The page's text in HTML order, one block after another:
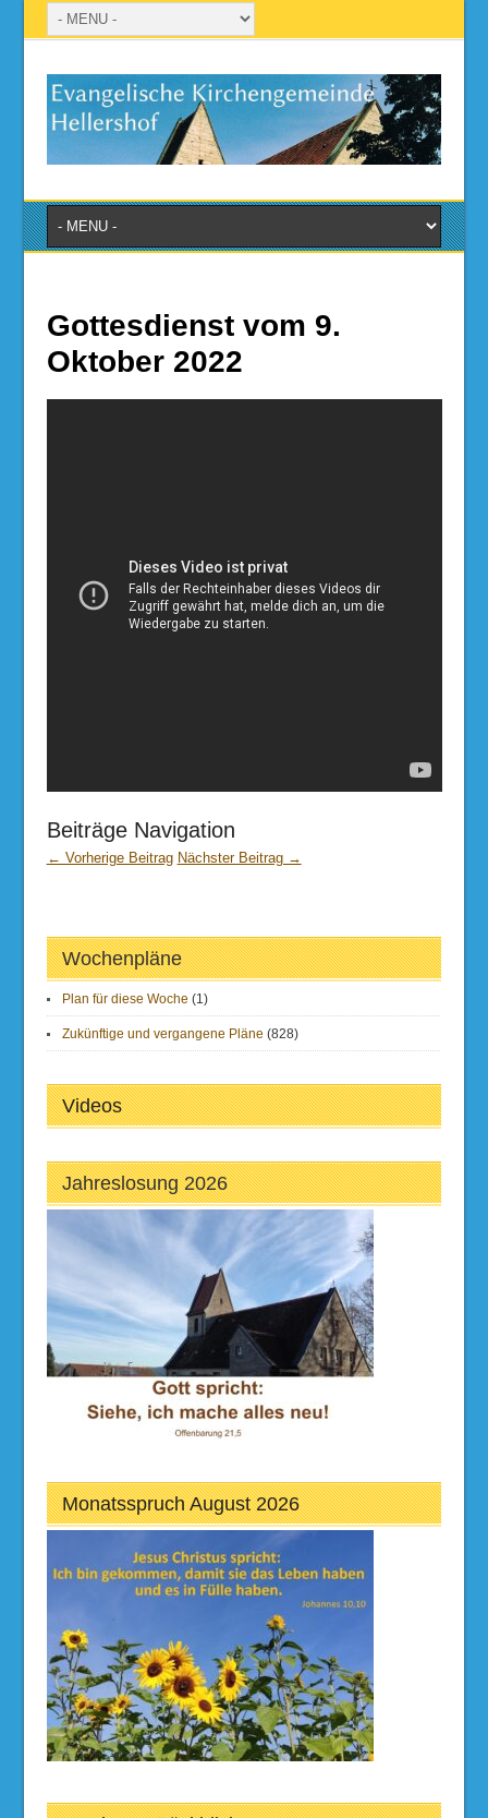
Gottesdienst vom 9.
Oktober 2022
Beiträge Navigation
← Vorherige Beitrag Nächster Beitrag →
Wochenpläne
Plan für diese Woche (1)
Zukünftige und vergangene Pläne (828)
Videos
Jahreslosung 2026
Monatsspruch August 2026